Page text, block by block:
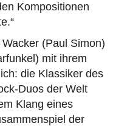
Kompositionen
(Paul Simon)
mit ihrem
die Klassiker des
Duos der Welt
Klang eines
der